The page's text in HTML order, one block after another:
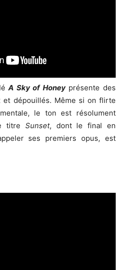
A Sky of Honeyprésente des
et dépouillés. Même si on flirte
le ton est résolument
titre Sunset, dont le final en
ses premiers opus, est